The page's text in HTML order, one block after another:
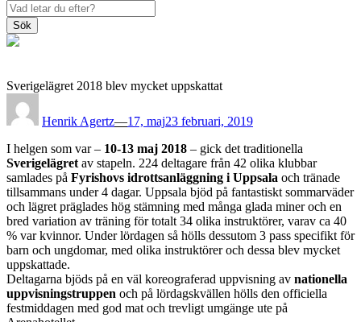
Sök
Sverigelägret 2018 blev mycket uppskattat
Henrik Agertz—
on
17, maj23 februari, 2019
I helgen som var – 10-13 maj 2018 – gick det traditionella
Sverigelägret av stapeln. 224 deltagare från 42 olika klubbar
samlades på Fyrishovs idrottsanläggning i Uppsala och tränade
tillsammans under 4 dagar. Uppsala bjöd på fantastiskt sommarväder
och lägret präglades hög stämning med många glada miner och en
bred variation av träning för totalt 34 olika instruktörer, varav ca 40
% var kvinnor. Under lördagen så hölls dessutom 3 pass specifikt för
barn och ungdomar, med olika instruktörer och dessa blev mycket
uppskattade.
Deltagarna bjöds på en väl koreograferad uppvisning av nationella
uppvisningstruppen och på lördagskvällen hölls den officiella
festmiddagen med god mat och trevligt umgänge ute på